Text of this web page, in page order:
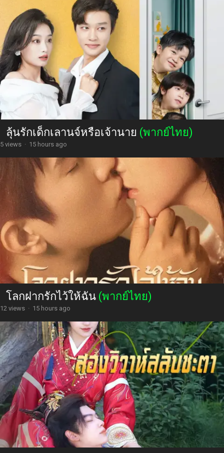
ลุ้นรักเด็กเลานจ์หรือเจ้านาย (พากย์ไทย)
5 views · 15 hours ago
โลกฝากรักไว้ให้ฉัน (พากย์ไทย)
12 views · 15 hours ago